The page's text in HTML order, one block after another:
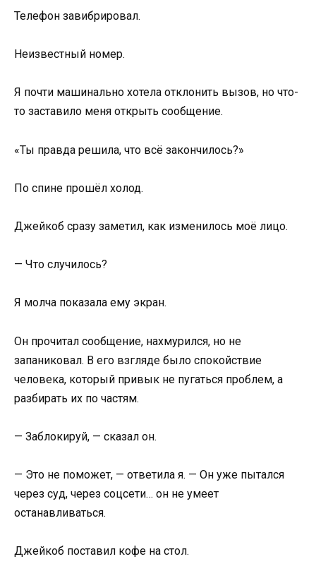
Телефон завибрировал.
Неизвестный номер.
Я почти машинально хотела отклонить вызов, но что-
то заставило меня открыть сообщение.
«Ты правда решила, что всё закончилось?»
По спине прошёл холод.
Джейкоб сразу заметил, как изменилось моё лицо.
— Что случилось?
Я молча показала ему экран.
Он прочитал сообщение, нахмурился, но не
запаниковал. В его взгляде было спокойствие
человека, который привык не пугаться проблем, а
разбирать их по частям.
— Заблокируй, — сказал он.
— Это не поможет, — ответила я. — Он уже пытался
через суд, через соцсети… он не умеет
останавливаться.
Джейкоб поставил кофе на стол.